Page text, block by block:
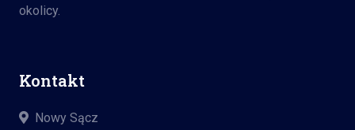
okolicy.
Kontakt
Nowy Sącz